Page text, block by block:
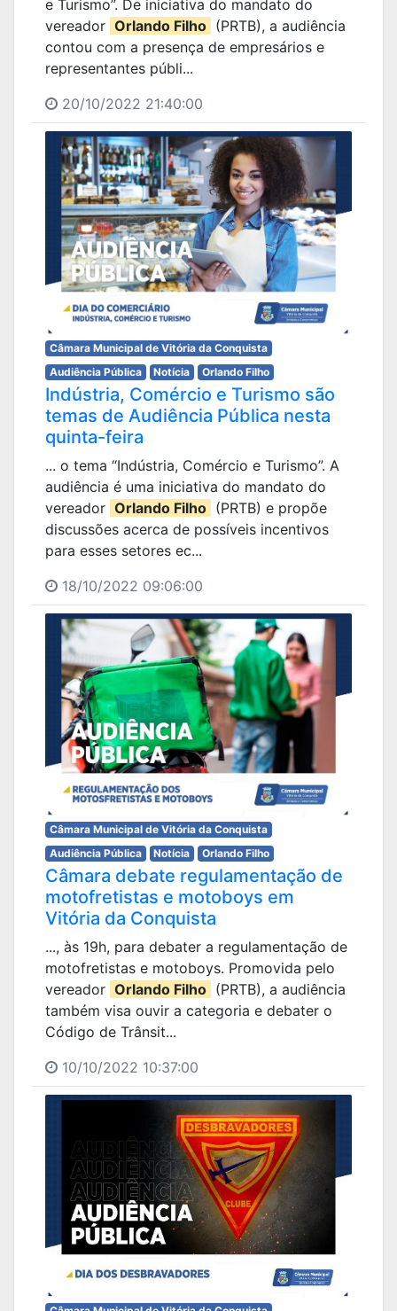
e Turismo”. De iniciativa do mandato do
vereador Orlando Filho (PRTB), a audiência
contou com a presença de empresários e
representantes públi...
20/10/2022 21:40:00
Câmara Municipal de Vitória da Conquista
Audiência Pública
Notícia Orlando Filho
Indústria, Comércio e Turismo são
temas de Audiência Pública nesta
quinta-feira
... o tema “Indústria, Comércio e Turismo”. A
audiência é uma iniciativa do mandato do
vereador Orlando Filho (PRTB) e propõe
discussões acerca de possíveis incentivos
para esses setores ec...
18/10/2022 09:06:00
Câmara Municipal de Vitória da Conquista
Audiência Pública
Notícia Orlando Filho
Câmara debate regulamentação de
motofretistas e motoboys em
Vitória da Conquista
..., às 19h, para debater a regulamentação de
motofretistas e motoboys. Promovida pelo
vereador Orlando Filho (PRTB), a audiência
também visa ouvir a categoria e debater o
Código de Trânsit...
10/10/2022 10:37:00